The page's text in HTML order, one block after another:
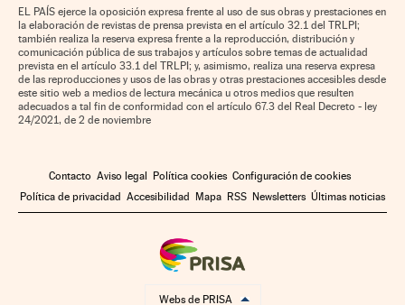
EL PAÍS ejerce la oposición expresa frente al uso de sus obras y prestaciones en
la elaboración de revistas de prensa prevista en el artículo 32.1 del TRLPI;
también realiza la reserva expresa frente a la reproducción, distribución y
comunicación pública de sus trabajos y artículos sobre temas de actualidad
prevista en el artículo 33.1 del TRLPI; y, asimismo, realiza una reserva expresa
de las reproducciones y usos de las obras y otras prestaciones accesibles desde
este sitio web a medios de lectura mecánica u otros medios que resulten
adecuados a tal fin de conformidad con el artículo 67.3 del Real Decreto - ley
24/2021, de 2 de noviembre
Contacto Aviso legal Política cookies Configuración de cookies
Política de privacidad Accesibilidad Mapa RSS Newsletters Últimas noticias
Webs de PRISA